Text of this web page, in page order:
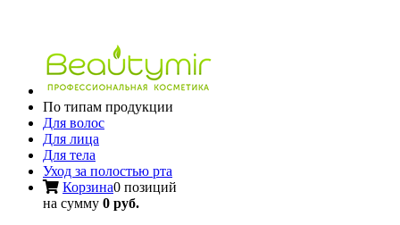
По типам продукции
Для волос
Для лица
Для тела
Уход за полостью рта
Корзина0 позиций
на сумму 0 руб.